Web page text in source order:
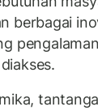
berbagai
pengalaman